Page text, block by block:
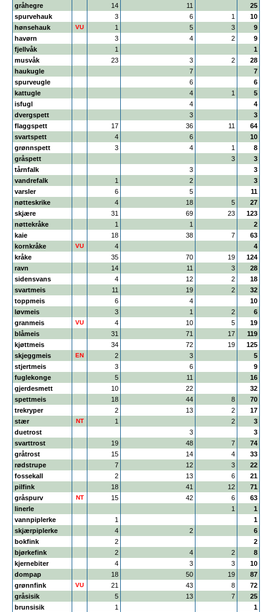
gråhegre 14 11
25
spurvehauk
3 6 1
10
hønsehauk
VU 1 5 3
9
havørn
3 4 2
9
fjellvåk
1
1
musvåk
23 3 2
28
haukugle
7
7
spurveugle
6
6
kattugle
4 1
5
isfugl
4
4
dvergspett
3
3
flaggspett
17 36 11
64
svartspett
4 6
10
grønnspett
3 4 1
8
gråspett
3
3
tårnfalk
3
3
vandrefalk
1 2
3
varsler
6 5
11
nøtteskrike
4 18 5
27
skjære
31 69 23
123
nøttekråke
1 1
2
kaie
18 38 7
63
kornkråke
VU 4
4
kråke
35 70 19
124
ravn
14 11 3
28
sidensvans
4 12 2
18
svartmeis
11 19 2
32
toppmeis
6 4
10
løvmeis
3 1 2
6
granmeis
VU 4 10 5
19
blåmeis
31 71 17
119
kjøttmeis
34 72 19
125
skjeggmeis
EN 2 3
5
stjertmeis
3 6
9
fuglekonge
5 11
16
gjerdesmett
10 22
32
spettmeis
18 44 8
70
trekryper
2 13 2
17
stær
NT 1 2
3
duetrost
3
3
svarttrost
19 48 7
74
gråtrost
15 14 4
33
rødstrupe
7 12 3
22
fossekall
2 13 6
21
pilfink
18 41 12
71
gråspurv
NT 15 42 6
63
linerle
1
1
vannpiplerke
1
1
skjærpiplerke
4 2
6
bokfink
2
2
bjørkefink
2 4 2
8
kjernebiter
4 3 3
10
dompap
18 50 19
87
grønnfink
VU 21 43 8
72
gråsisik
5 13 7
25
brunsisik
1
1